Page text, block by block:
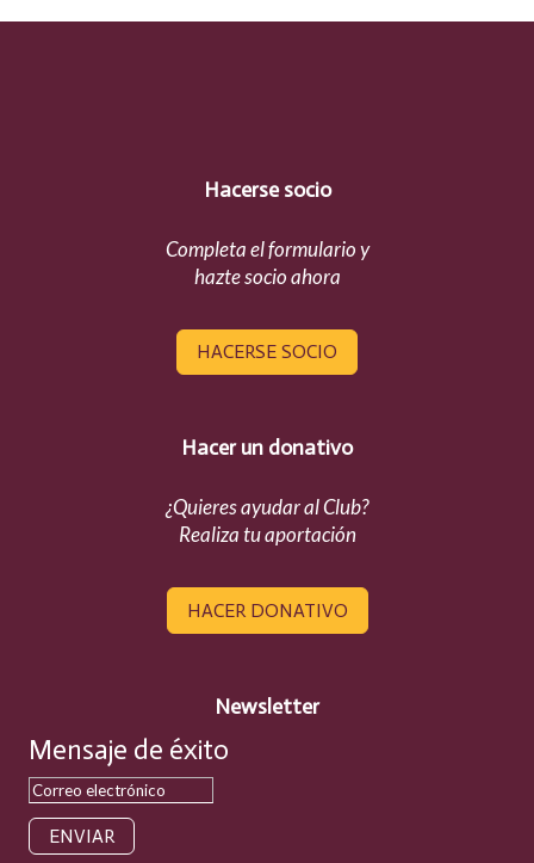
Hacerse socio
Completa el formulario y
hazte socio ahora
HACERSE SOCIO
Hacer un donativo
¿Quieres ayudar al Club?
Realiza tu aportación
HACER DONATIVO
Newsletter
Mensaje de éxito
ENVIAR